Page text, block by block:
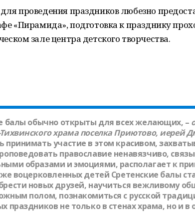
проведения праздников любезно
«Пирамида», подготовка к празднику
зале центра детского творчества.
балы обычно открыты для всех желающих, –
храма поселка Приютово, иерей
принимать участие в этом красивом,
православие ненавязчиво,
образами и эмоциями, располагает к
воцерковленных детей Сретенские балы
новых друзей, научиться вежливому
полом, познакомиться с русской
праздников не только в стенах храма, но и